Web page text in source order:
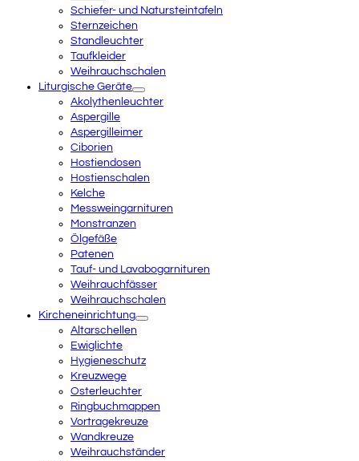
Schiefer- und Natursteintafeln
Sternzeichen
Standleuchter
Taufkleider
Weihrauchschalen
Liturgische Geräte
Akolythenleuchter
Aspergille
Aspergilleimer
Ciborien
Hostiendosen
Hostienschalen
Kelche
Messweingarnituren
Monstranzen
Ölgefäße
Patenen
Tauf- und Lavabogarnituren
Weihrauchfässer
Weihrauchschalen
Kircheneinrichtung
Altarschellen
Ewiglichte
Hygieneschutz
Kreuzwege
Osterleuchter
Ringbuchmappen
Vortragekreuze
Wandkreuze
Weihrauchständer